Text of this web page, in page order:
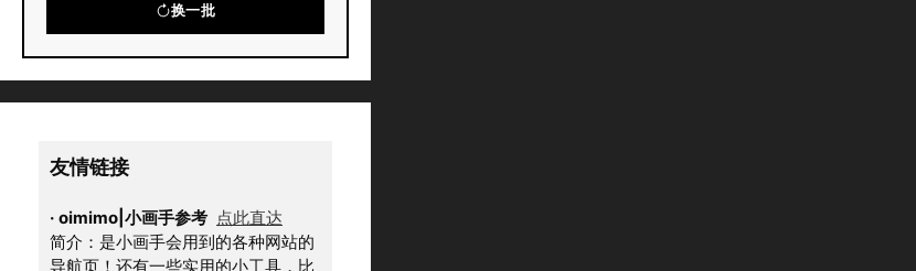
换一批
友情链接
· oimimo|小画手参考 点此直达
简介：是小画手会用到的各种网站的
导航页！还有一些实用的小工具，比